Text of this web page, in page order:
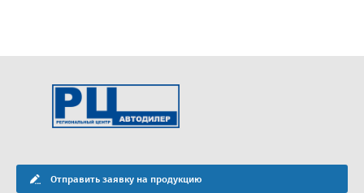
Отправить заявку на продукцию